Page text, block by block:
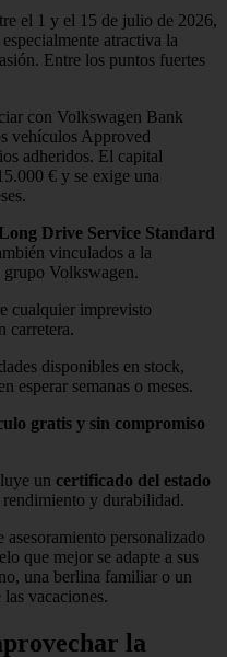
el 1 y el 15 de julio de 2026,
atractiva la
Entre los puntos fuertes
con Volkswagen Bank
vehículos Approved
adheridos. El capital
€ y se exige una
Drive Service Standard
vinculados a la
Volkswagen.
cualquier imprevisto
carretera.
disponibles en stock,
esperar semanas o meses.
gratis y sin compromiso
un certificado del estado
rendimiento y durabilidad.
personalizado
que mejor se adapte a sus
una berlina familiar o un
vacaciones.
la